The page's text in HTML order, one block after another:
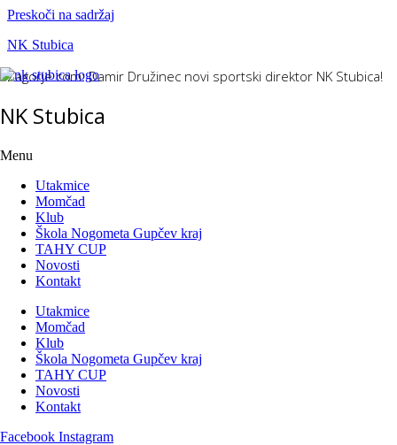
Preskoči na sadržaj
NK Stubica
NK Stubica
Menu
Utakmice
Momčad
Klub
Škola Nogometa Gupčev kraj
TAHY CUP
Novosti
Kontakt
Utakmice
Momčad
Klub
Škola Nogometa Gupčev kraj
TAHY CUP
Novosti
Kontakt
Facebook Instagram
Zagorje.com: Damir Družinec novi sportski direktor NK Stubica!